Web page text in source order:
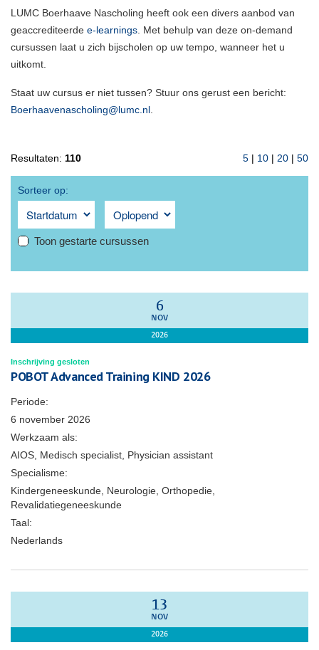
LUMC Boerhaave Nascholing heeft ook een divers aanbod van
geaccrediteerde e-learnings . Met behulp van deze on-demand
cursussen laat u zich bijscholen op uw tempo, wanneer het u
uitkomt.
Staat uw cursus er niet tussen? Stuur ons gerust een bericht:
Boerhaavenascholing@lumc.nl
Resultaten: 110 5 | 10 | 20 | 50
Sorteer op:
Toon gestarte cursussen
6
NOV
2026
Inschrijving gesloten
POBOT Advanced Training KIND 2026
Periode:
6 november 2026
Werkzaam als:
AIOS, Medisch specialist, Physician assistant
Specialisme:
Kindergeneeskunde, Neurologie, Orthopedie,
Revalidatiegeneeskunde
Taal:
Nederlands
13
NOV
2026